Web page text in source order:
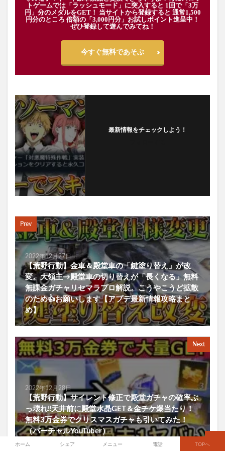
トゲームでは「ラッシュモード」に突入すると 1回で「3万
円」分のメダルをGET！ 当サイトから登録すると 通常1,500
円分のところ 倍額の「3,000円分」お試しポイント進呈中！
ぜひ登録して遊んでみてね！
今すぐ無料であそぶ
最新情報をチェックしよう！
Prev
2022年12月27日
【荒野行動】金車＆殿堂車の「鍵塗り替え」が改
変。大領主→殿堂車の切り替えが「長くなる」無料
無課金ガチャリセマラプロ解説。こうやこうど拡散
のため👍お願いします【アプデ最新情報攻略まと
め】
Next
2022年12月28日
【荒野行動】サイレント修正で殿堂ガチャの確率ぶ
っ壊れ‼天井前に殿堂水晶GET＆金チケ爆当たり！
無料3万金券でクリスマスガチャも引いてみた！
（バーチャルYouTuber）
ホーム シェア メニュー 電話 TOPへ